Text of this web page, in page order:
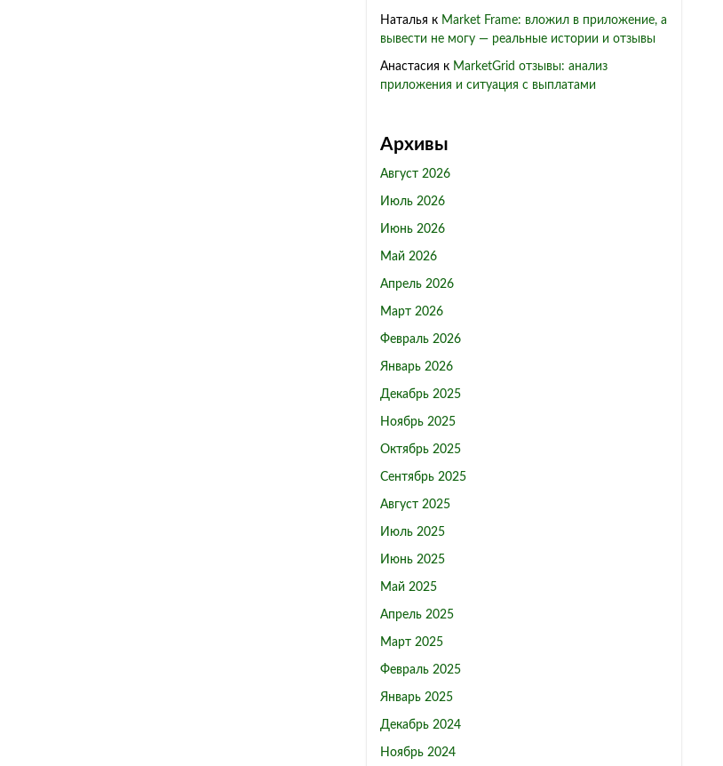
Наталья к Market Frame: вложил в приложение, а
вывести не могу — реальные истории и отзывы
Анастасия к MarketGrid отзывы: анализ
приложения и ситуация с выплатами
Архивы
Август 2026
Июль 2026
Июнь 2026
Май 2026
Апрель 2026
Март 2026
Февраль 2026
Январь 2026
Декабрь 2025
Ноябрь 2025
Октябрь 2025
Сентябрь 2025
Август 2025
Июль 2025
Июнь 2025
Май 2025
Апрель 2025
Март 2025
Февраль 2025
Январь 2025
Декабрь 2024
Ноябрь 2024